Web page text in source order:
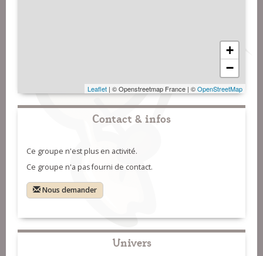
+
−
Leaflet | © Openstreetmap France | ©OpenStreetMap
Contact & infos
Ce groupe n'est plus en activité.
Ce groupe n'a pas fourni de contact.
Nous demander
Univers